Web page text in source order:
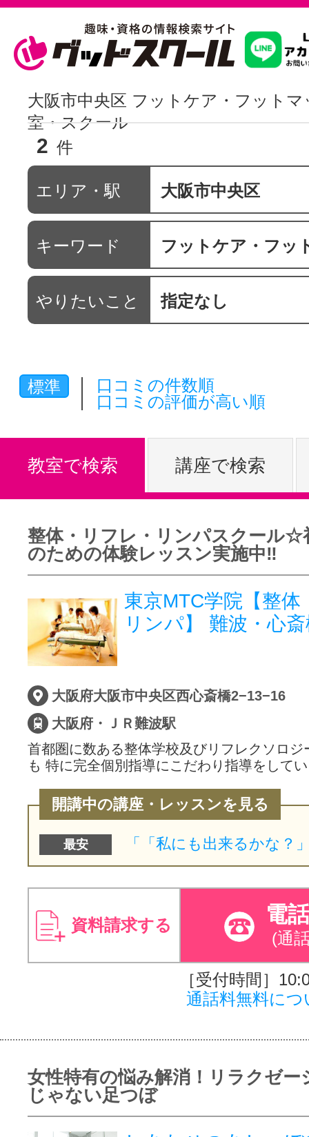
習いたいこ
駅・路線か
通信講座を
やりたいこ
特集をみる
グッドスク
掲載のお問
大阪市中央区 フットケア・フット
室・スクール
2 件
エリア・駅 大阪市中央区
キーワード フットケア・フット
やりたいこと 指定なし
標準
口コミの件数順
口コミの評価が高い順
教室で検索 講座で検索
整体・リフレ・リンパスクール☆
のための体験レッスン実施中‼
東京MTC学院【整体
リンパ】 難波・心
大阪府大阪市中央区西心斎橋2−13−16
大阪府・ＪＲ難波駅
首都圏に数ある整体学校及びリフレクソロジ
も 特に完全個別指導にこだわり指導をして
開講中の講座・レッスンを見る
最安
資料請求する 電
(通
［受付時間］
通話料無料につ
女性特有の悩み解消！リラクゼー
じゃない足つぼ